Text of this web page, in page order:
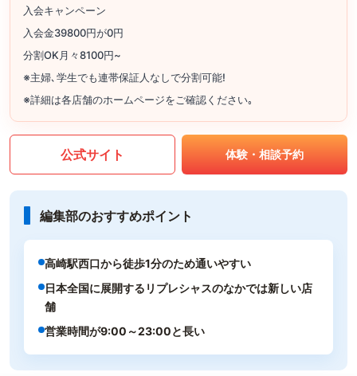
入会キャンペーン
入会金39800円が0円
分割OK月々8100円~
※主婦､学生でも連帯保証人なしで分割可能!
※詳細は各店舗のホームページをご確認ください｡
公式サイト 体験・相談予約
編集部のおすすめポイント
高崎駅西口から徒歩1分のため通いやすい
日本全国に展開するリプレシャスのなかでは新しい店
舗
営業時間が9:00～23:00と長い